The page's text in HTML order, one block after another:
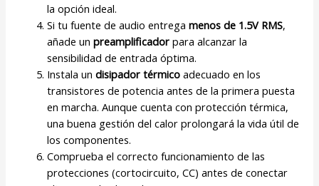
la opción ideal.
Si tu fuente de audio entregamenos de 1.5V RMS,
añade unpreamplificador para alcanzar la
sensibilidad de entrada óptima.
Instala undisipador térmico adecuado en los
transistores de potencia antes de la primera puesta
en marcha. Aunque cuenta con protección térmica,
una buena gestión del calor prolongará la vida útil de
los componentes.
Comprueba el correcto funcionamiento de las
protecciones (cortocircuito, CC) antes de conectar